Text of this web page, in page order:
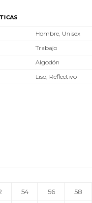
Hombre, Unisex
Trabajo
Algodón
Liso, Reflectivo
54 56 58